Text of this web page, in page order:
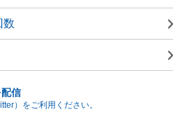
数
信
）をご利用ください。